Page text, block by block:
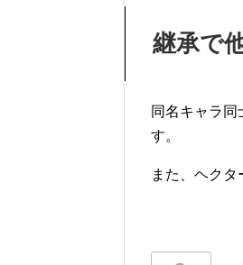
継承で
同名キャラ同
す。
また、ヘクタ